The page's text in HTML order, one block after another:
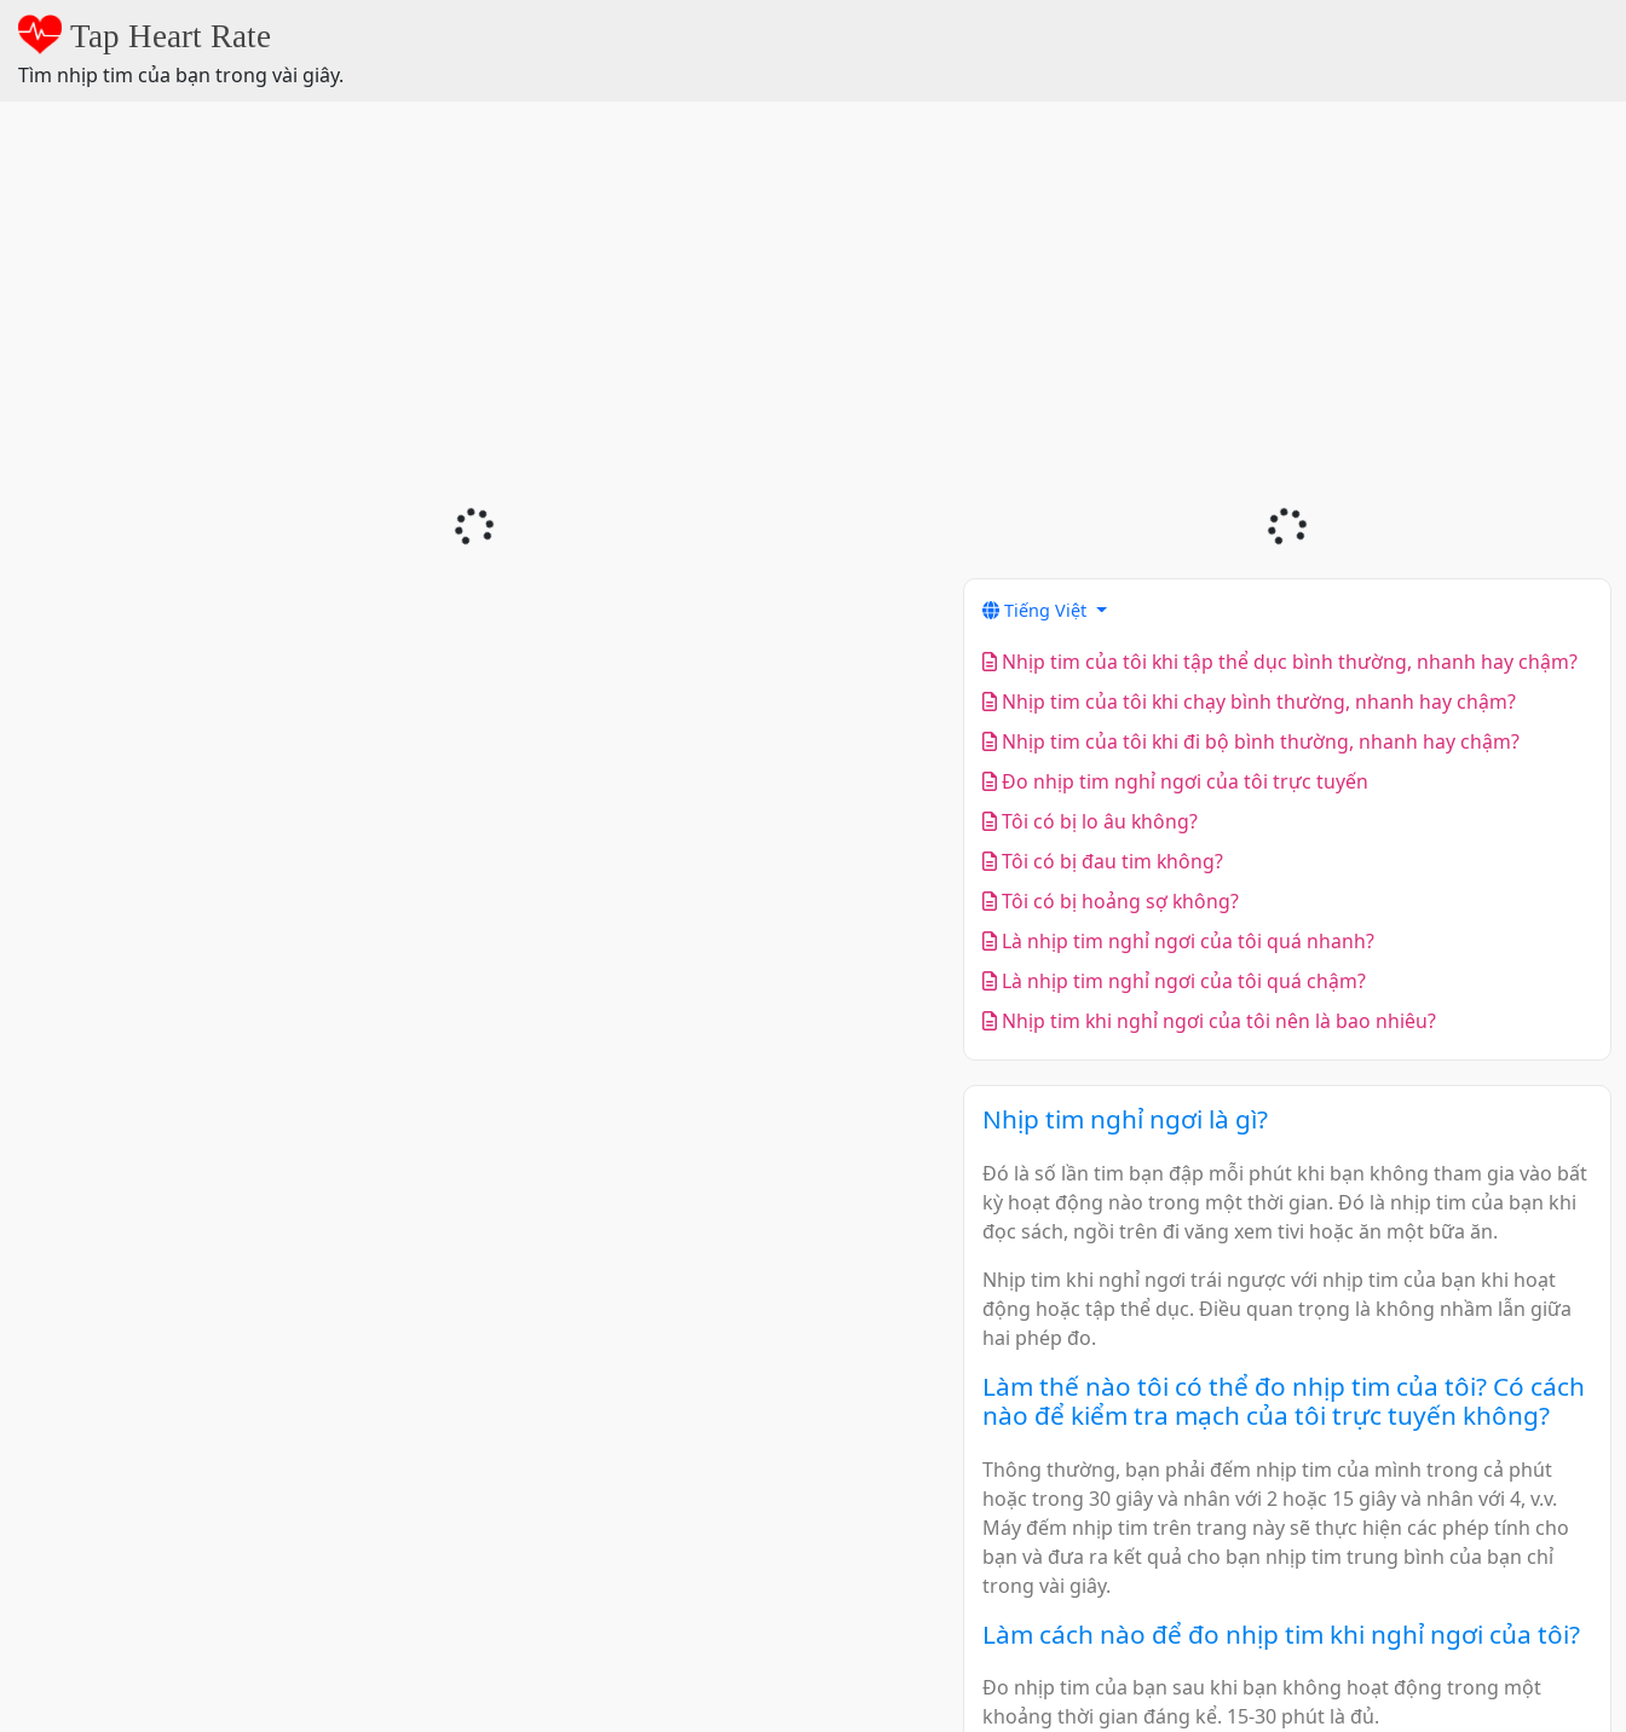
Tap Heart Rate
Tìm nhịp tim của bạn trong vài giây.
Tiếng Việt
Nhịp tim của tôi khi tập thể dục bình thường, nhanh hay chậm?
Nhịp tim của tôi khi chạy bình thường, nhanh hay chậm?
Nhịp tim của tôi khi đi bộ bình thường, nhanh hay chậm?
Đo nhịp tim nghỉ ngơi của tôi trực tuyến
Tôi có bị lo âu không?
Tôi có bị đau tim không?
Tôi có bị hoảng sợ không?
Là nhịp tim nghỉ ngơi của tôi quá nhanh?
Là nhịp tim nghỉ ngơi của tôi quá chậm?
Nhịp tim khi nghỉ ngơi của tôi nên là bao nhiêu?
Nhịp tim nghỉ ngơi là gì?
Đó là số lần tim bạn đập mỗi phút khi bạn không tham gia vào bất
kỳ hoạt động nào trong một thời gian. Đó là nhịp tim của bạn khi
đọc sách, ngồi trên đi văng xem tivi hoặc ăn một bữa ăn.
Nhịp tim khi nghỉ ngơi trái ngược với nhịp tim của bạn khi hoạt
động hoặc tập thể dục. Điều quan trọng là không nhầm lẫn giữa
hai phép đo.
Làm thế nào tôi có thể đo nhịp tim của tôi? Có cách
nào để kiểm tra mạch của tôi trực tuyến không?
Thông thường, bạn phải đếm nhịp tim của mình trong cả phút
hoặc trong 30 giây và nhân với 2 hoặc 15 giây và nhân với 4, v.v.
Máy đếm nhịp tim trên trang này sẽ thực hiện các phép tính cho
bạn và đưa ra kết quả cho bạn nhịp tim trung bình của bạn chỉ
trong vài giây.
Làm cách nào để đo nhịp tim khi nghỉ ngơi của tôi?
Đo nhịp tim của bạn sau khi bạn không hoạt động trong một
khoảng thời gian đáng kể. 15-30 phút là đủ.